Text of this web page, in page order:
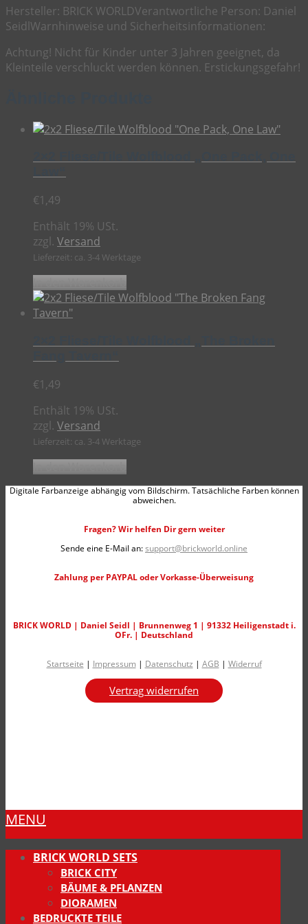
Hersteller: BRICK WORLDVerantwortliche Person: Daniel
Seidl Warnhinweise und Sicherheitsinformationen:
Achtung! Nicht für Kinder unter 3 Jahren geeignet, da
Kleinteile verschluckt werden können. Erstickungsgefahr!
€1,49
Enthält 19% USt.
zzgl. Versand
Lieferzeit: ca. 3-4 Werktage
€1,49
Enthält 19% USt.
zzgl. Versand
Lieferzeit: ca. 3-4 Werktage
Digitale Farbanzeige abhängig vom Bildschirm. Tatsächliche Farben können
abweichen.
Fragen? Wir helfen Dir gern weiter
Sende eine E-Mail an:support@brickworld.online
Zahlung per PAYPAL oder Vorkasse-Überweisung
BRICK WORLD | Daniel Seidl | Brunnenweg 1 | 91332 Heiligenstadt i.
OFr. | Deutschland
Startseite | Impressum | Datenschutz | AGB | Widerruf
Vertrag widerrufen
MENU
BRICK WORLD SETS
BRICK CITY
BÄUME & PFLANZEN
DIORAMEN
BEDRUCKTE TEILE